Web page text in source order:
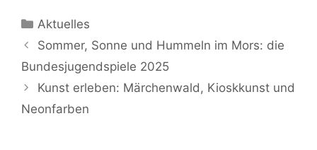
Kategorien
Aktuelles
Sommer, Sonne und Hummeln im Mors: die
Bundesjugendspiele 2025
Kunst erleben: Märchenwald, Kioskkunst und
Neonfarben